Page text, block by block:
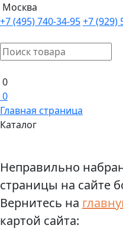
Москва
+7 (495) 740-34-95+7 (929)
0
0
Главная страница
Каталог
Неправильно
страницы на сайте
Вернитесь на
картой сайта: